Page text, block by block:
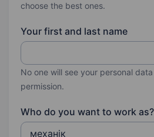
choose the best ones.
Your first and last name
No one will see your personal
permission.
Who do you want to work as?